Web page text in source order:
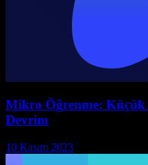
Mikro Öğrenme: Küçük
Devrim
10 Kasım 2023